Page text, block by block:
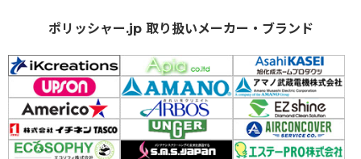
ポリッシャー.jp 取り扱いメーカー・ブランド